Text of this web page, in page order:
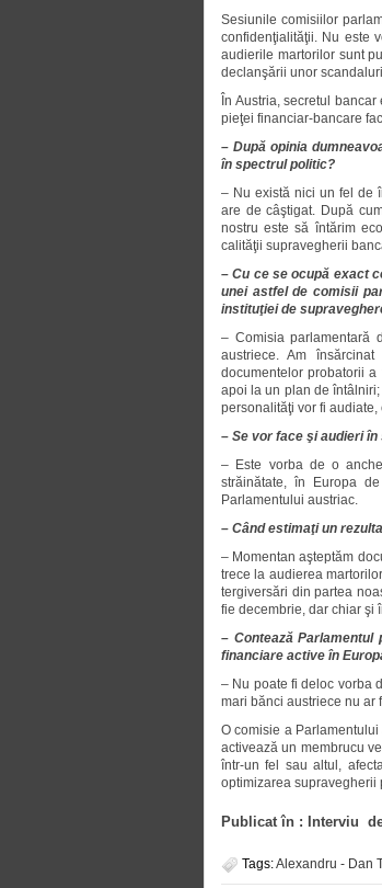
Sesiunile comisiilor
confidenţialităţii. Nu este
audierile martorilor sunt
declanşării unor
În Austria, secretul
pieţei financiar-bancare
– După opinia
în spectrul politic?
– Nu există nici un fel de
are de câştigat. După
nostru este să întărim
calităţii supravegherii
– Cu ce se ocupă exact
unei astfel de comisii
instituţiei de
– Comisia parlamentară
austriece. Am
documentelor probatorii
apoi la un plan de
personalităţi vor fi
– Se vor face şi audieri
– Este vorba de o
străinătate, în Europa
Parlamentului austriac.
– Când estimaţi un
– Momentan aşteptăm
trece la audierea
tergiversări din partea
fie decembrie, dar chiar şi
– Contează
financiare active în
– Nu poate fi deloc vorba
mari bănci austriece nu ar
O comisie a
activează un membrucu
într-un fel sau altul,
optimizarea supravegherii
Publicat în : Interviu
Tags:Alexandru - Dan